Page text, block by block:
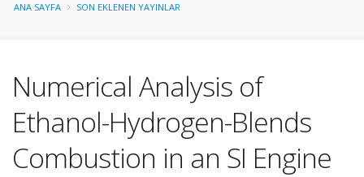
ANA SAYFA SON EKLENEN YAYINLAR
Numerical Analysis of
Ethanol-Hydrogen-Blends
Combustion in an SI Engine